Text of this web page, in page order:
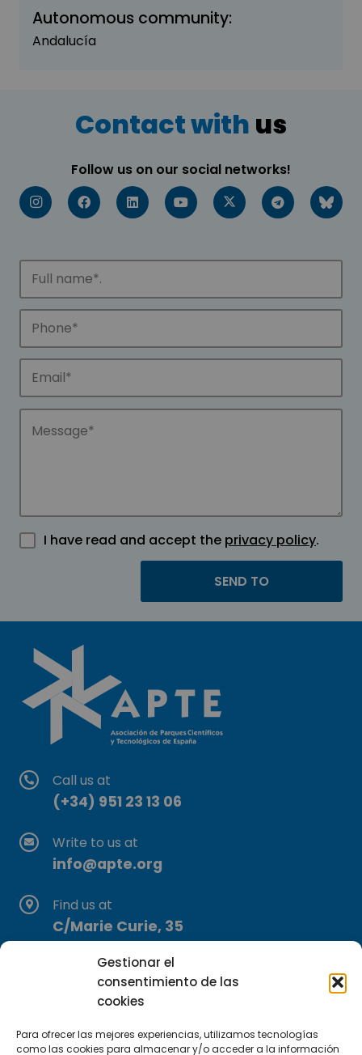
Gestionar el
consentimiento de las
cookies
Para ofrecer las mejores experiencias, utilizamos tecnologías
como las cookies para almacenar y/o acceder a la información
Autonomous community:
Andalucía
Contact with us
Follow us on our social networks!
I have read and accept the privacy policy.
Call us at
(+34) 951 23 13 06
Write to us at
info@apte.org
Find us at
C/Marie Curie, 35